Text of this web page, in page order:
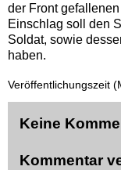
der Front
Einschlag soll den
Soldat, sowie
haben.
Veröffentlichungszeit
Keine
Kommentar